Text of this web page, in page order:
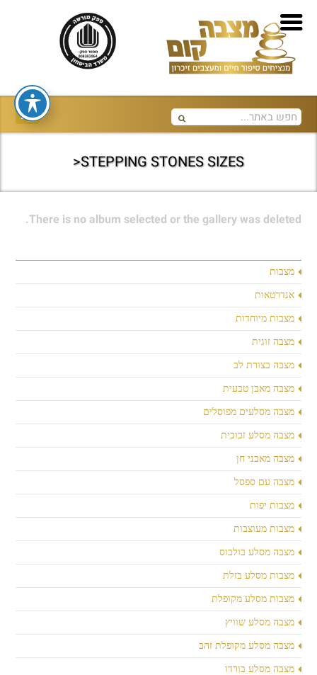
STEPPING STONES SIZES<
מצבות
אנדרטאות
מצבות מיוחדות
מצבה זוגית
מצבה בצורת לב
מצבה מאבן טבעית
מצבה מסלעים מפוסלים
מצבה מסלע זכוכית
מצבה מאבני חן
מצבה עם ספסל
מצבות יפות
מצבות מעוצבות
מצבה מסלע בולבוס
מצבות מסלע בזלת
מצבות מסלע מקופלת
מצבה מסלע שוויץ
מצבה מסלע מקופלת זהב
מצבה מסלע בורדו
There is no album selected or the gallery was deleted.